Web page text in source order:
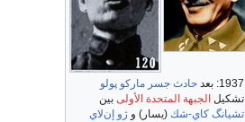
1937: بعد
حادث جسر ماركو پولو
تشكيل الجبهة المتحدة الأولى بين
تشيانگ كاي-شك (يسار) و ژو إن‌لاي